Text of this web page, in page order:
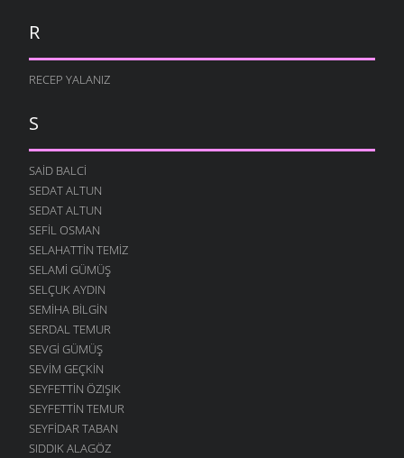
R
RECEP YALANIZ
S
SAID BALCI
SEDAT ALTUN
SEDAT ALTUN
SEFIL OSMAN
SELAHATTIN TEMIZ
SELAMI GÜMÜŞ
SELÇUK AYDIN
SEMIHA BILGIN
SERDAL TEMUR
SEVGI GÜMÜŞ
SEVIM GEÇKIN
SEYFETTIN ÖZIŞIK
SEYFETTIN TEMUR
SEYFIDAR TABAN
SIDDIK ALAGÖZ